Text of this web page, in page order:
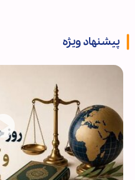
پیشنهاد ویژه